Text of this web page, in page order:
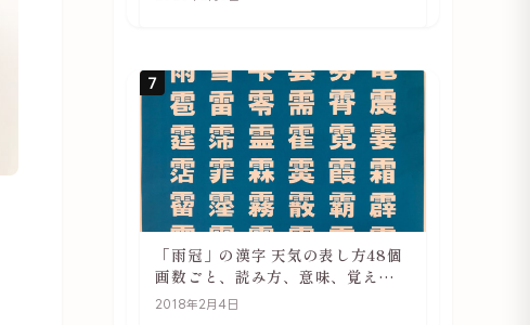
7
「雨冠」の漢字 天気の表し方48個
画数ごと、読み方、意味、覚え方
をご紹介
2018年2月4日